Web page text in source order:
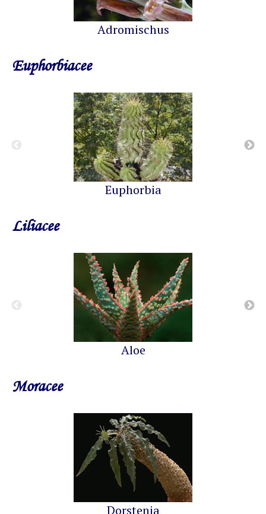
Adromischus
Euphorbiacee
Euphorbia
Liliacee
Aloe
Moracee
Dorstenia